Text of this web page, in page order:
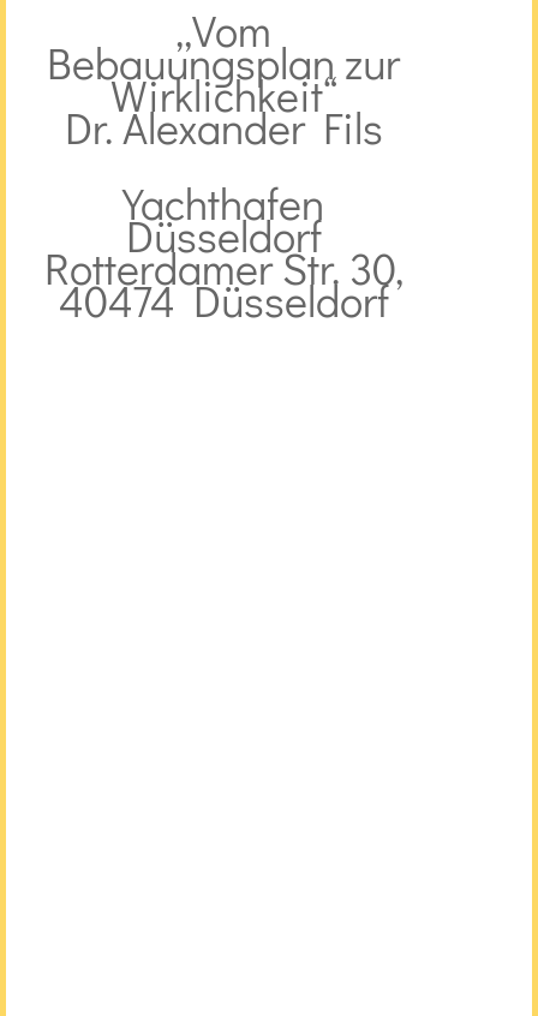
„Vom
Bebauungsplan zur
Wirklichkeit“
Dr. Alexander Fils
Yachthafen
Düsseldorf
Rotterdamer Str. 30,
40474 Düsseldorf